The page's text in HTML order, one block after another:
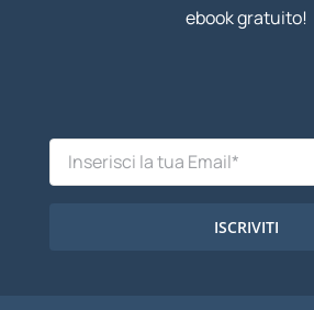
ebook gratuito!
ISCRIVITI